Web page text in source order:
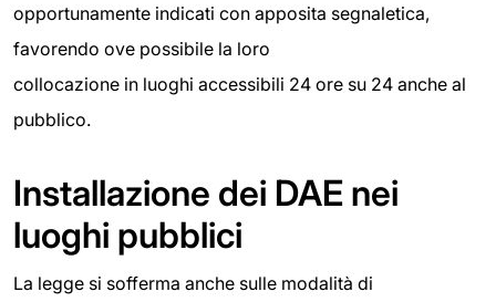
opportunamente indicati con apposita segnaletica,
favorendo ove possibile la loro
collocazione in luoghi accessibili 24 ore su 24 anche al
pubblico.
Installazione dei DAE nei
luoghi pubblici
La legge si sofferma anche sulle modalità di